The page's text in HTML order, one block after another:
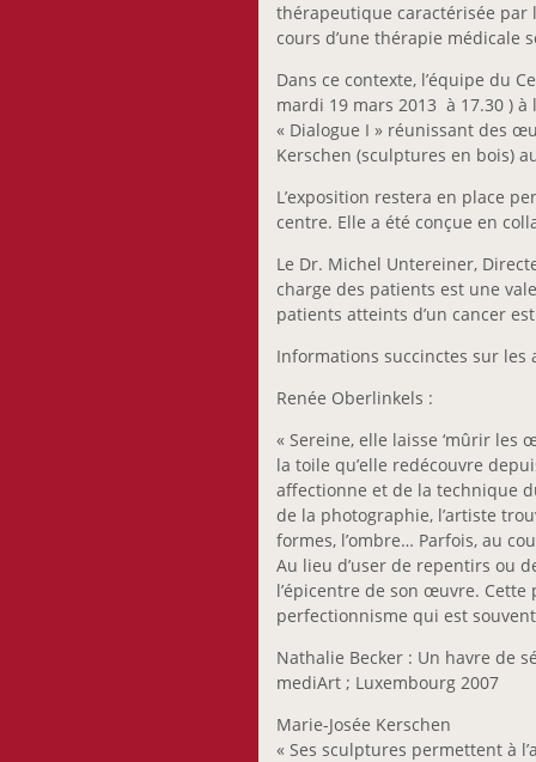
thérapeutique caractérisée par
cours d’une thérapie médicale
Dans ce contexte, l’équipe du
mardi 19 mars 2013 à 17.30 ) à
« Dialogue I » réunissant des
Kerschen (sculptures en bois)
L’exposition restera en place
centre. Elle a été conçue en
Le Dr. Michel Untereiner,
charge des patients est une
patients atteints d’un cancer
Informations succinctes sur les
Renée Oberlinkels :
« Sereine, elle laisse ‘mûrir les
la toile qu’elle redécouvre
affectionne et de la technique
de la photographie, l’artiste
formes, l’ombre… Parfois, au
Au lieu d’user de repentirs ou
l’épicentre de son œuvre.
perfectionnisme qui est
Nathalie Becker : Un havre de
mediArt ; Luxembourg 2007
Marie-Josée Kerschen
« Ses sculptures permettent à